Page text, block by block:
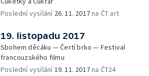
Poslední vysílání 26. 11. 2017na ČT art
19. listopadu 2017
Sbohem děcáku — Čertí brko — Festival
francouzského filmu
Poslední vysílání19. 11. 2017na ČT24